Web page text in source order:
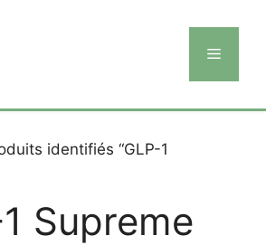
Menu
identifiés “GLP-1
Supreme